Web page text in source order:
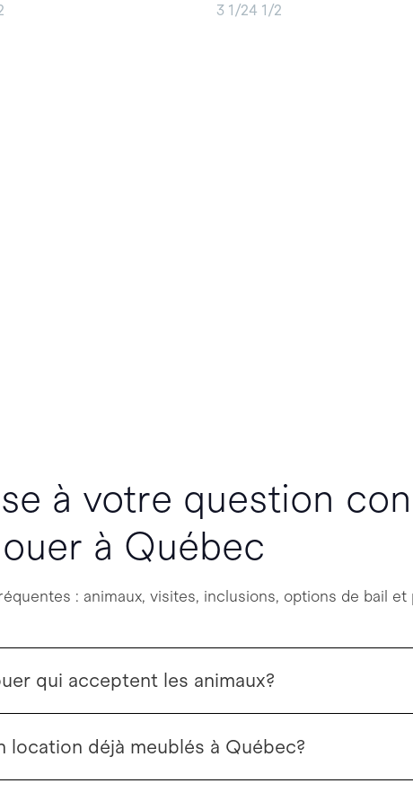
3 1/24 1/2
à votre question
à Québec
: animaux, visites, inclusions, options de bail
qui acceptent les animaux?
déjà meublés à Québec?